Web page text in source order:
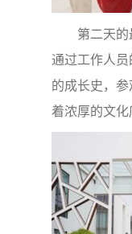
第二天的
通过工作人
的成长史，
着浓厚的文化